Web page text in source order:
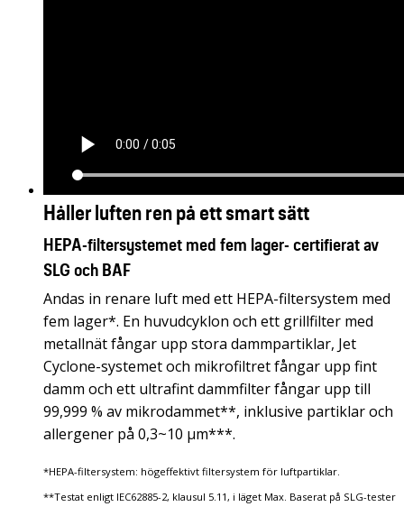
Håller luften ren på ett smart sätt
HEPA-filtersystemet med fem lager- certifierat av
SLG och BAF
Andas in renare luft med ett HEPA-filtersystem med
fem lager*. En huvudcyklon och ett grillfilter med
metallnät fångar upp stora dammpartiklar, Jet
Cyclone-systemet och mikrofiltret fångar upp fint
damm och ett ultrafint dammfilter fångar upp till
99,999 % av mikrodammet**, inklusive partiklar och
allergener på 0,3~10 µm***.
*HEPA-filtersystem: högeffektivt filtersystem för luftpartiklar.
**Testat enligt IEC62885-2, klausul 5.11, i läget Max. Baserat på SLG-tester